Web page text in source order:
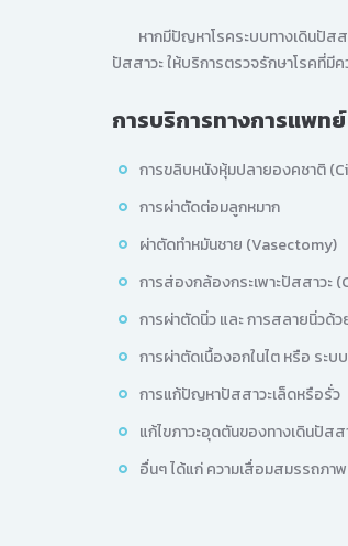
หากมีปัญหาโรคระบบทางเดินปัสส
ปัสสาวะ ให้บริการตรวจรักษาโรคที่มี
การบริการทางการแพทย์
การขลิบหนังหุ้มปลายองคชาติ
การผ่าตัดต่อมลูกหมาก
ผ่าตัดทำหมันชาย (Vasectomy)
การส่องกล้องกระเพาะปัสสาวะ
การผ่าตัดนิ่ว และ การสลายนิ่วด้
การผ่าตัดเนื้องอกในไต หรือ ระบ
การแก้ปัญหาปัสสาวะเล็ดหรือรั่ว
แก้ไขภาวะอุดตันของทางเดินปัสส
อื่นๆ ได้แก่ ความเสื่อมสมรรถภา